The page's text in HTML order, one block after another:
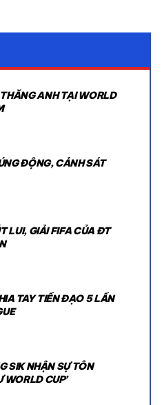
ANH TẠI WORLD
ĐỘNG, CẢNH SÁT
LUI, GIẢI FIFA CỦA ĐT
TAY TIỀN ĐẠO 5 LẦN
SIK NHẬN SỰ TÔN
WORLD CUP’